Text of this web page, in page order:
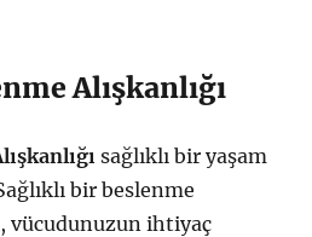
Alışkanlığı
sağlıklı bir yaşam
bir beslenme
vücudunuzun ihtiyaç